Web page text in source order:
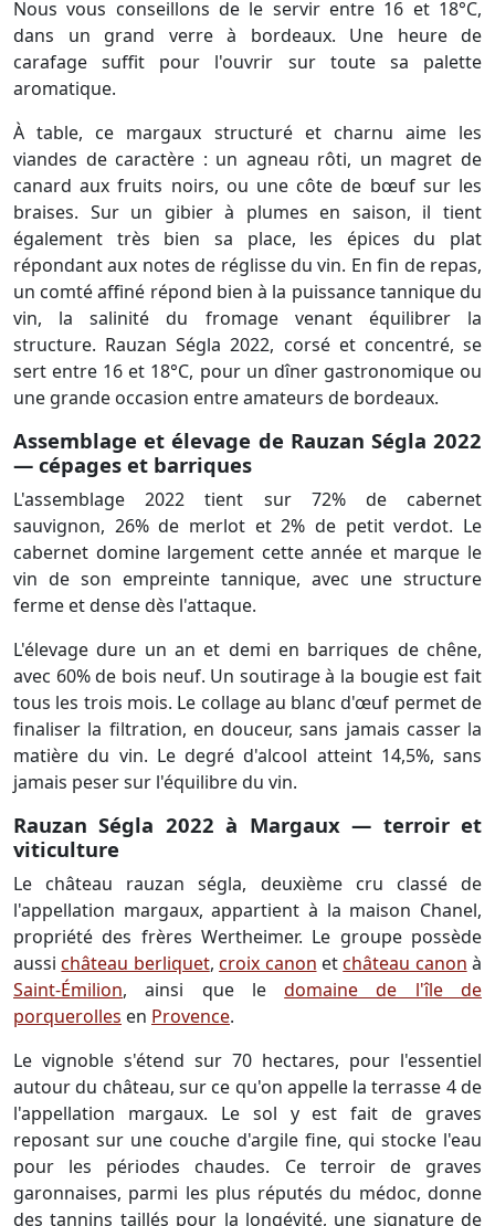
Nous vous conseillons de le servir entre 16 et 18°C,
dans un grand verre à bordeaux. Une heure de
carafage suffit pour l'ouvrir sur toute sa palette
aromatique.
À table, ce margaux structuré et charnu aime les
viandes de caractère : un agneau rôti, un magret de
canard aux fruits noirs, ou une côte de bœuf sur les
braises. Sur un gibier à plumes en saison, il tient
également très bien sa place, les épices du plat
répondant aux notes de réglisse du vin. En fin de repas,
un comté affiné répond bien à la puissance tannique du
vin, la salinité du fromage venant équilibrer la
structure. Rauzan Ségla 2022, corsé et concentré, se
sert entre 16 et 18°C, pour un dîner gastronomique ou
une grande occasion entre amateurs de bordeaux.
Assemblage et élevage de Rauzan Ségla 2022
— cépages et barriques
L'assemblage 2022 tient sur 72% de cabernet
sauvignon, 26% de merlot et 2% de petit verdot. Le
cabernet domine largement cette année et marque le
vin de son empreinte tannique, avec une structure
ferme et dense dès l'attaque.
L'élevage dure un an et demi en barriques de chêne,
avec 60% de bois neuf. Un soutirage à la bougie est fait
tous les trois mois. Le collage au blanc d'œuf permet de
finaliser la filtration, en douceur, sans jamais casser la
matière du vin. Le degré d'alcool atteint 14,5%, sans
jamais peser sur l'équilibre du vin.
Rauzan Ségla 2022 à Margaux — terroir et
viticulture
Le château rauzan ségla, deuxième cru classé de
l'appellation margaux, appartient à la maison Chanel,
propriété des frères Wertheimer. Le groupe possède
aussichâteau berliquet,croix canon etchâteau canon à
Saint-Émilion, ainsi que ledomaine de l'île de
porquerolles en Provence.
Le vignoble s'étend sur 70 hectares, pour l'essentiel
autour du château, sur ce qu'on appelle la terrasse 4 de
l'appellation margaux. Le sol y est fait de graves
reposant sur une couche d'argile fine, qui stocke l'eau
pour les périodes chaudes. Ce terroir de graves
garonnaises, parmi les plus réputés du médoc, donne
des tannins taillés pour la longévité, une signature de